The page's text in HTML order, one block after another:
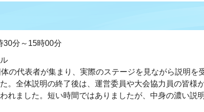
30分～15時00分
の代表者が集まり、実際のステージを見ながら説明を
。全体説明の終了後は、運営委員や大会協力員の皆様が
れました。短い時間ではありましたが、中身の濃い説